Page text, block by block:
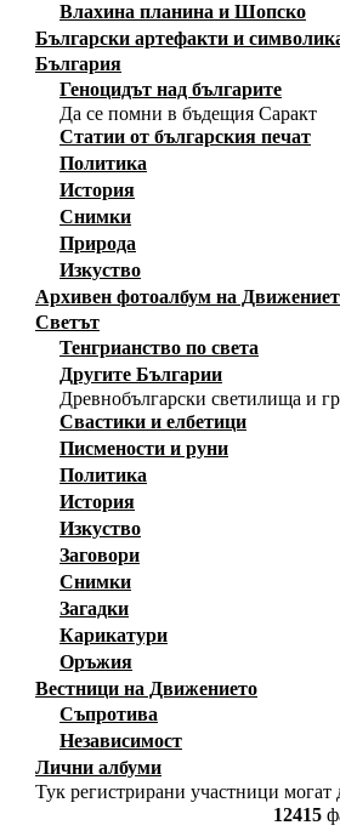
Влахина планина и Шопско
Български артефакти и
България
Геноцидът над българите
Да се помни в бъдещия Саракт
Статии от българския печат
Политика
История
Снимки
Природа
Изкуство
Архивен фотоалбум на
Светът
Тенгрианство по света
Другите Българии
Древнобългарски светилища и
Свастики и елбетици
Писмености и руни
Политика
История
Изкуство
Заговори
Снимки
Загадки
Карикатури
Оръжия
Вестници на Движението
Съпротива
Независимост
Лични албуми
Тук регистрирани участници могат
12415